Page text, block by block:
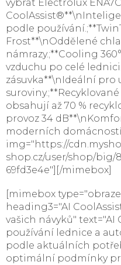
vybrat Electrolux
podle
Frost**\nOddělené
námrazy.;**Cooling
vzduchu po celé
zásuvka**\nIdeální pro
obsahují až 70 %
provoz 34
moderních
img="https://
shop.cz/user/shop/big/
69fd3e4e"][/mimebox]
[mimebox
heading3="AI
vašich návyků"
používání lednice a
podle aktuálních
optimální podmínky